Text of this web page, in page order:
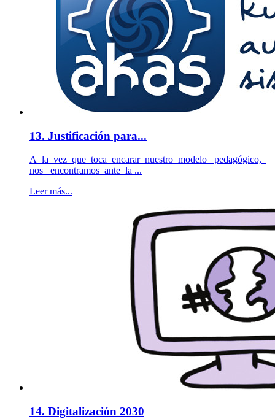
13. Justificación para...
A la vez que toca encarar nuestro modelo pedagógico,
nos encontramos ante la ...
Leer más...
14. Digitalización 2030